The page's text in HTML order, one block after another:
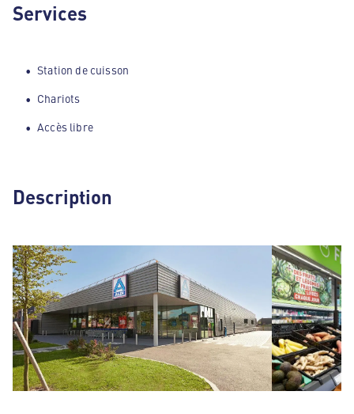
Services
Station de cuisson
Chariots
Accès libre
Description